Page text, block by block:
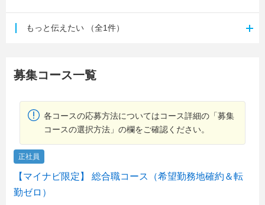
もっと伝えたい （全1件）
募集コース一覧
各コースの応募方法についてはコース詳細の「募集
コースの選択方法」の欄をご確認ください。
正社員
【マイナビ限定】 総合職コース（希望勤務地確約＆転
勤ゼロ）